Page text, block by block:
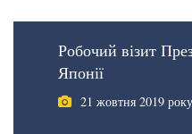
Робочий візит
Японії
21 жовтня 2019